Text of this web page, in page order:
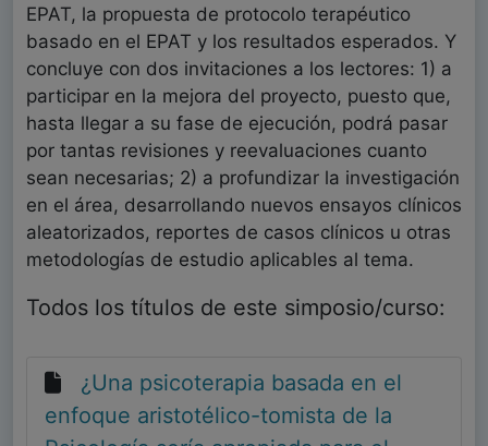
EPAT, la propuesta de protocolo terapéutico
basado en el EPAT y los resultados esperados. Y
concluye con dos invitaciones a los lectores: 1) a
participar en la mejora del proyecto, puesto que,
hasta llegar a su fase de ejecución, podrá pasar
por tantas revisiones y reevaluaciones cuanto
sean necesarias; 2) a profundizar la investigación
en el área, desarrollando nuevos ensayos clínicos
aleatorizados, reportes de casos clínicos u otras
metodologías de estudio aplicables al tema.
Todos los títulos de este simposio/curso:
¿Una psicoterapia basada en el
enfoque aristotélico-tomista de la